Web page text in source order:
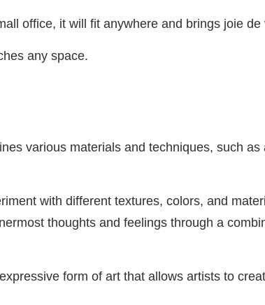
office, it will fit anywhere and brings joie de
any space.
various materials and techniques, such
with different textures, colors, and
thoughts and feelings through a
form of art that allows artists to